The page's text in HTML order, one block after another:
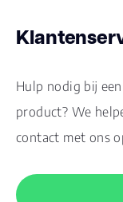
Hulp nodig bij
product? We
contact met ons